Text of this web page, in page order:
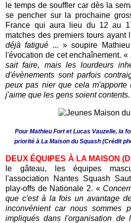
le temps de souffler car dès la
se pencher sur la prochaine
France qui aura lieu du 12 au
matches des premiers tours
déjà fatigué ... » soupire
l'évocation de cet enchaînement. «
sait faire, mais les lourdeurs
d'évènements sont parfois
peux pas nier que cela m'apporte
j'aime que les gens soient contents.
Pour Mathieu Fort et Lucas Vauzelle, la
priorité à La Maison du Squash (Crédit
DEUX ÉQUIPES À LA MAISON
le gâteau, les équipes
l'association Nantes Squash
play-offs de Nationale 2. «
que c'est à la fois un avantage
inconvénient car nous sommes
impliqués dans l'organisation de